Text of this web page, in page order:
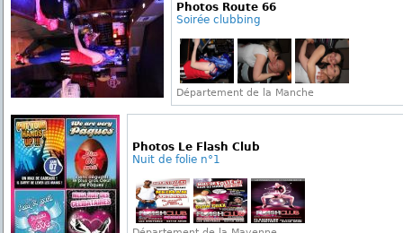
Photos Route 66
Soirée clubbing
Département de la Manche
Photos Le Flash Club
Nuit de folie n°1